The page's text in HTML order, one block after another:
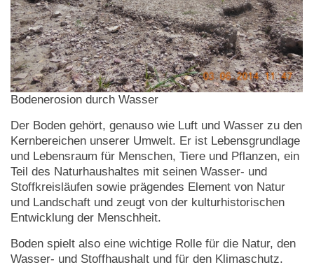
Bodenerosion durch Wasser
Der Boden gehört, genauso wie Luft und Wasser zu den
Kernbereichen unserer Umwelt. Er ist Lebensgrundlage
und Lebensraum für Menschen, Tiere und Pflanzen, ein
Teil des Naturhaushaltes mit seinen Wasser- und
Stoffkreisläufen sowie prägendes Element von Natur
und Landschaft und zeugt von der kulturhistorischen
Entwicklung der Menschheit.
Boden spielt also eine wichtige Rolle für die Natur, den
Wasser- und Stoffhaushalt und für den Klimaschutz.